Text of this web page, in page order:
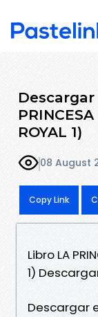
Descargar
ROYAL 1)
08 August
Copy Link
Libro LA
1)
Descargar